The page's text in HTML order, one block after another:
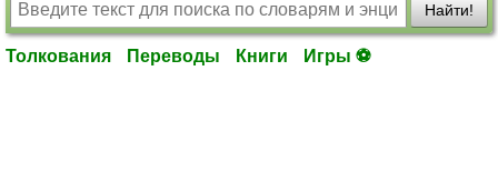
Найти!
Толкования Переводы Книги Игры ⚽